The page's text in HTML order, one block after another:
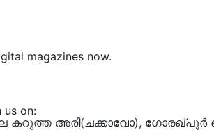
magazines now.
us on:
കറുത്ത അരി(ചക്കാവോ), ഗോരഖ്പൂർ